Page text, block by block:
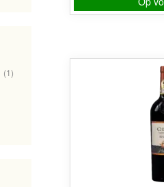
(1)